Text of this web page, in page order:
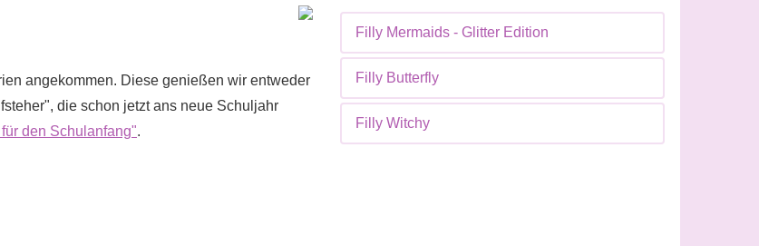
angekommen. Diese genießen wir entweder
die schon jetzt ans neue Schuljahr
den Schulanfang".
Filly Mermaids - Glitter Edition
Filly Butterfly
Filly Witchy